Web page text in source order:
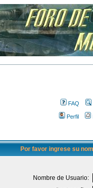
FAQ
Perfil
Por favor ingrese su
Nombre de Usuario: